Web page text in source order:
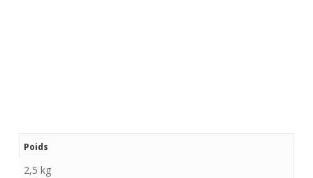
Poids
2,5 kg